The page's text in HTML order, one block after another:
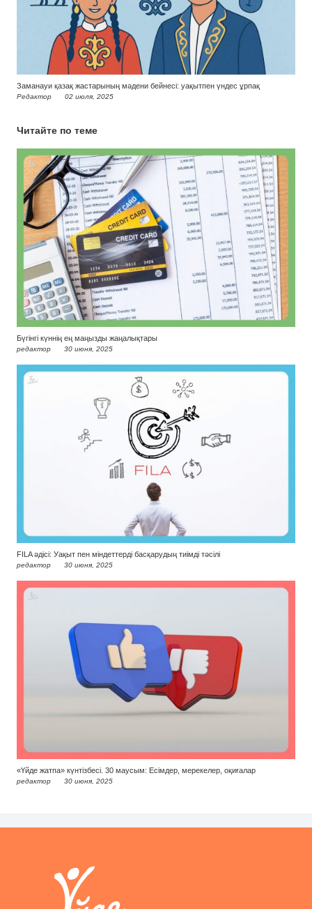
Заманауи қазақ жастарының мәдени бейнесі: уақытпен үндес ұрпақ
Редактор 02 июля, 2025
Читайте по теме
Бүгінгі күннің ең маңызды жаңалықтары
редактор 30 июня, 2025
FILA әдісі: Уақыт пен міндеттерді басқарудың тиімді тәсілі
редактор 30 июня, 2025
«Үйде жатпа» күнтізбесі. 30 маусым: Есімдер, мерекелер, оқиғалар
редактор 30 июня, 2025